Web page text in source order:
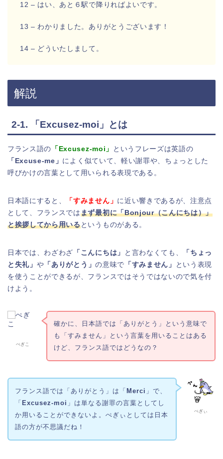
12 – はい、あと６駅で降りればよいです。
13 – わかりました。ありがとうございます！
14 – どういたしまして。
解説
2-1. 「Excusez-moi」とは
フランス語の 「Excusez-moi」
というフレーズは英語の
「Excuse-me」 によく似ていて、軽い謝罪や、ちょっとした
呼びかけの言葉として用いられる表現である。
日本語にすると、 「すみません」 に近い響きであるが、注意点
として、フランスではまず最初に「Bonjour（こんにちは）」
と挨拶してから用いるというものがある。
日本では、わざわざ 「こんにちは」 と言わなくても、
「ちょっ
と失礼」 や 「ありがとう」の意味で 「すみません」
という表現
を使うことができるが、フランスではそうではないので気を付
けよう。
ぺぎこ
確かに、日本語では「ありがとう」という意味で
も「すみません」という言葉を用いることはある
けど、フランス語ではどうなの？
ぺぎぃ
フランス語では「ありがとう」は「 Merci 」で、
「 Excusez-moi 」は単なる謝罪の言葉としてし
か用いることができないよ。ぺぎぃとしては日本
語の方が不思議だね！